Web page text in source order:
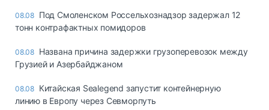
08.08 Под Смоленском Россельхознадзор задержал 12
тонн контрафактных помидоров
08.08 Названа причина задержки грузоперевозок между
Грузией и Азербайджаном
08.08 Китайская Sealegend запустит контейнерную
линию в Европу через Севморпуть